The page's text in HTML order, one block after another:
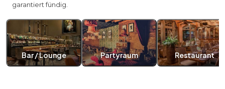
garantiert fündig.
Bar / Lounge Partyraum Restaurant